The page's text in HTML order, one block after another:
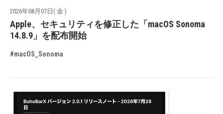
2026年08月07日( 金 )
Apple、セキュリティを修正した「macOS Sonoma
14.8.9」を配布開始
#macOS_Sonoma